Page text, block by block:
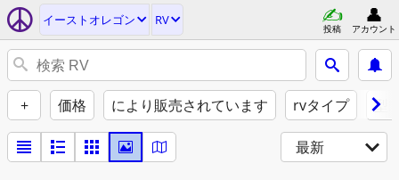
イーストオレゴン RV
投稿 アカウント
+ 価格 により販売されています rvタイプ 型
最新